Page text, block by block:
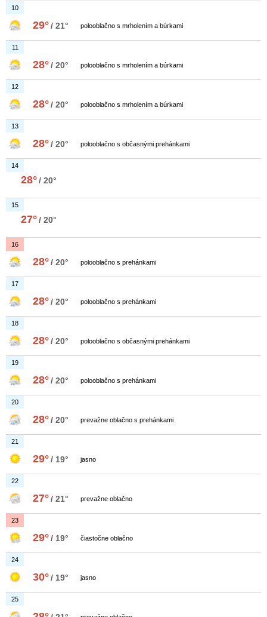
10
29°/ 21° polooblačno s mrholením a búrkami
11
28°/ 20° polooblačno s mrholením a búrkami
12
28°/ 20° polooblačno s mrholením a búrkami
13
28°/ 20° polooblačno s občasnými prehánkami
14
28°/ 20°
15
27°/ 20°
16
28°/ 20° polooblačno s prehánkami
17
28°/ 20° polooblačno s prehánkami
18
28°/ 20° polooblačno s občasnými prehánkami
19
28°/ 20° polooblačno s prehánkami
20
28°/ 20° prevažne oblačno s prehánkami
21
29°/ 19° jasno
22
27°/ 21° prevažne oblačno
23
29°/ 19° čiastočne oblačno
24
30°/ 19° jasno
25